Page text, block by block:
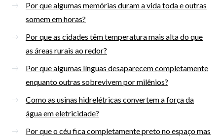
Por que algumas memórias duram a vida toda e outras
somem em horas?
Por que as cidades têm temperatura mais alta do que
as áreas rurais ao redor?
Por que algumas línguas desaparecem completamente
enquanto outras sobrevivem por milênios?
Como as usinas hidrelétricas convertem a força da
água em eletricidade?
Por que o céu fica completamente preto no espaço mas